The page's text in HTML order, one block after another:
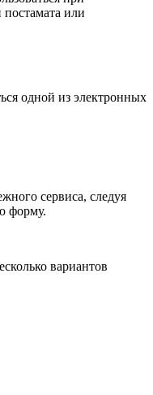
постамата или
одной из электронных
сервиса, следуя
форму.
вариантов